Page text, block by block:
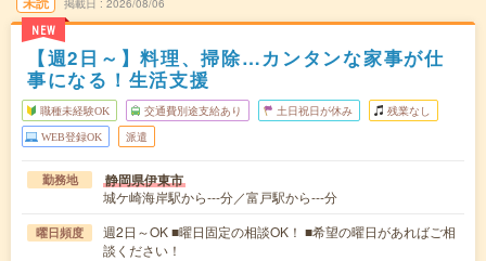
NEW
掲載日 2026/08/06
【週2日～】料理、掃除…カンタンな家事が仕
事になる！生活支援
職種未経験OK 交通費別途支給あり 土日祝日が休み 残業なし
WEB登録OK 派遣
勤務地 静岡県伊東市
城ケ崎海岸駅から---分／富戸駅から---分
曜日頻度
週2日～OK ■曜日固定の相談OK！ ■希望の曜日があればご相
談ください！